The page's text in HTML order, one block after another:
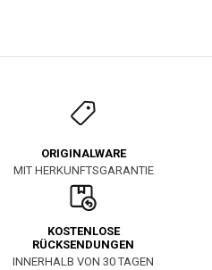
ORIGINALWARE
MIT HERKUNFTSGARANTIE
KOSTENLOSE
RÜCKSENDUNGEN
INNERHALB VON 30 TAGEN